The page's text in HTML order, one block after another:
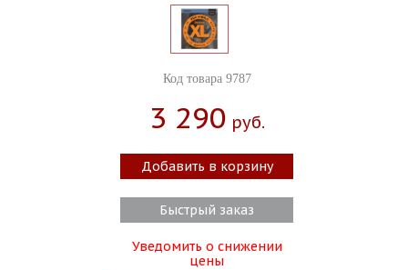
Код товара 9787
3 290 Руб.
Добавить в корзину
Быстрый заказ
Уведомить о снижении
цены